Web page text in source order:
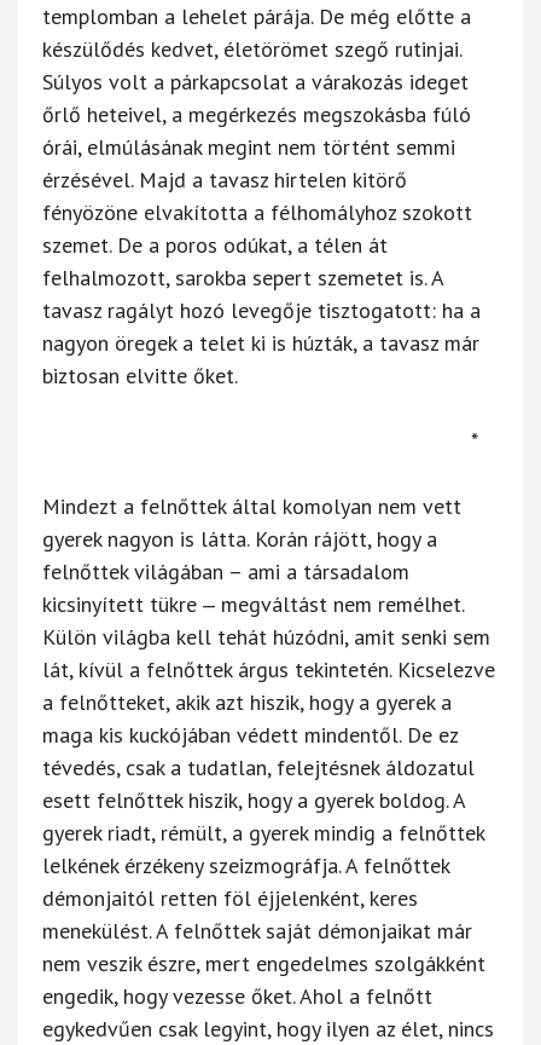
templomban a lehelet párája. De még előtte a
készülődés kedvet, életörömet szegő rutinjai.
Súlyos volt a párkapcsolat a várakozás ideget
őrlő heteivel, a megérkezés megszokásba fúló
órái, elmúlásának megint nem történt semmi
érzésével. Majd a tavasz hirtelen kitörő
fényözöne elvakította a félhomályhoz szokott
szemet. De a poros odúkat, a télen át
felhalmozott, sarokba sepert szemetet is. A
tavasz ragályt hozó levegője tisztogatott: ha a
nagyon öregek a telet ki is húzták, a tavasz már
biztosan elvitte őket.
*
Mindezt a felnőttek által komolyan nem vett
gyerek nagyon is látta. Korán rájött, hogy a
felnőttek világában – ami a társadalom
kicsinyített tükre ‒ megváltást nem remélhet.
Külön világba kell tehát húzódni, amit senki sem
lát, kívül a felnőttek árgus tekintetén. Kicselezve
a felnőtteket, akik azt hiszik, hogy a gyerek a
maga kis kuckójában védett mindentől. De ez
tévedés, csak a tudatlan, felejtésnek áldozatul
esett felnőttek hiszik, hogy a gyerek boldog. A
gyerek riadt, rémült, a gyerek mindig a felnőttek
lelkének érzékeny szeizmográfja. A felnőttek
démonjaitól retten föl éjjelenként, keres
menekülést. A felnőttek saját démonjaikat már
nem veszik észre, mert engedelmes szolgákként
engedik, hogy vezesse őket. Ahol a felnőtt
egykedvűen csak legyint, hogy ilyen az élet, nincs